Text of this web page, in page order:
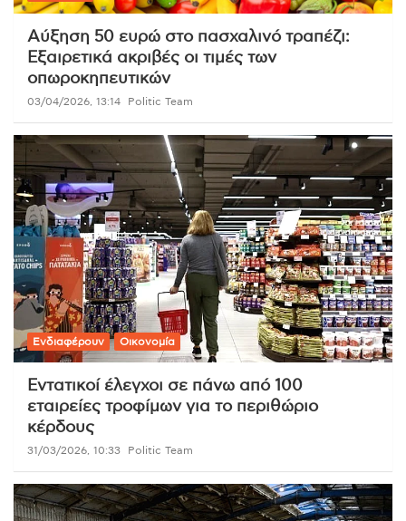
Αύξηση 50 ευρώ στο πασχαλινό τραπέζι:
Εξαιρετικά ακριβές οι τιμές των
οπωροκηπευτικών
03/04/2026, 13:14 Politic Team
Ενδιαφέρουν Οικονομία
Εντατικοί έλεγχοι σε πάνω από 100
εταιρείες τροφίμων για το περιθώριο
κέρδους
31/03/2026, 10:33 Politic Team